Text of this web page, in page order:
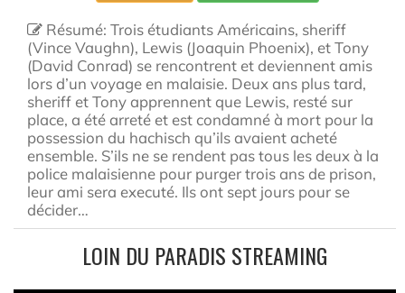
Résumé: Trois étudiants Américains, sheriff
(Vince Vaughn), Lewis (Joaquin Phoenix), et Tony
(David Conrad) se rencontrent et deviennent amis
lors d’un voyage en malaisie. Deux ans plus tard,
sheriff et Tony apprennent que Lewis, resté sur
place, a été arreté et est condamné à mort pour la
possession du hachisch qu’ils avaient acheté
ensemble. S’ils ne se rendent pas tous les deux à la
police malaisienne pour purger trois ans de prison,
leur ami sera executé. Ils ont sept jours pour se
décider…
LOIN DU PARADIS STREAMING